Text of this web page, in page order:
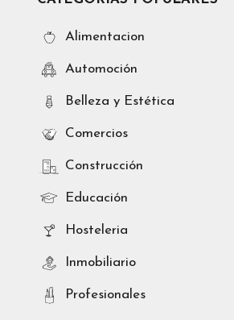
Alimentacion
Automoción
Belleza y Estética
Comercios
Construcción
Educación
Hosteleria
Inmobiliario
Profesionales